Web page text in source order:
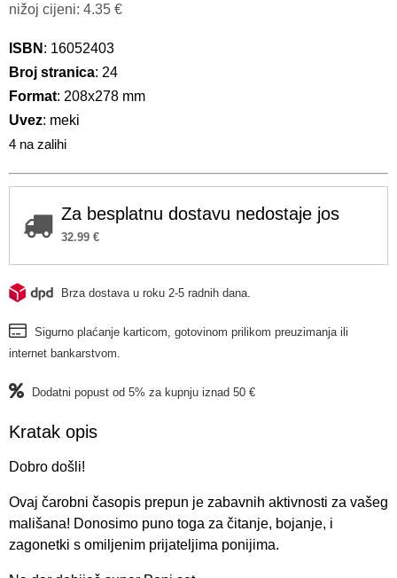
nižoj cijeni: 4.35 €
ISBN : 16052403
Broj stranica: 24
Format: 208x278 mm
Uvez: meki
4 na zalihi
Za besplatnu dostavu nedostaje jos
32.99 €
Brza dostava u roku 2-5 radnih dana.
Sigurno plaćanje karticom, gotovinom prilikom preuzimanja ili
internet bankarstvom.
Dodatni popust od 5% za kupnju iznad 50 €
Kratak opis
Dobro došli!
Ovaj čarobni časopis prepun je zabavnih aktivnosti za vašeg
mališana! Donosimo puno toga za čitanje, bojanje, i
zagonetki s omiljenim prijateljima ponijima.